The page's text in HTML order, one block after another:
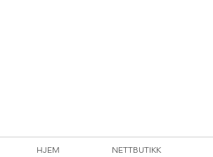
HJEM NETTBUTIKK